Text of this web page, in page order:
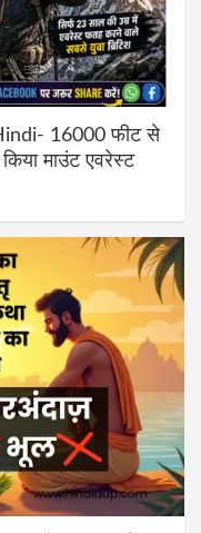
16000 फीट से
माउंट एवरेस्ट